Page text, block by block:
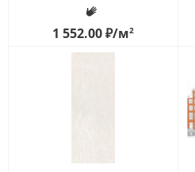
1 552.00₽/м2